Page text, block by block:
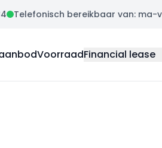
Telefonisch bereikbaar van: ma-
VoorraadFinancial lease